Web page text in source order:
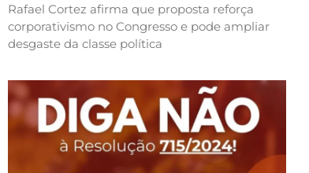
Rafael Cortez afirma que proposta reforça
corporativismo no Congresso e pode ampliar
desgaste da classe política